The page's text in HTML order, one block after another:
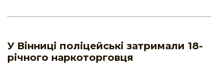
У Вінниці поліцейські затримали 18-
річного наркоторговця